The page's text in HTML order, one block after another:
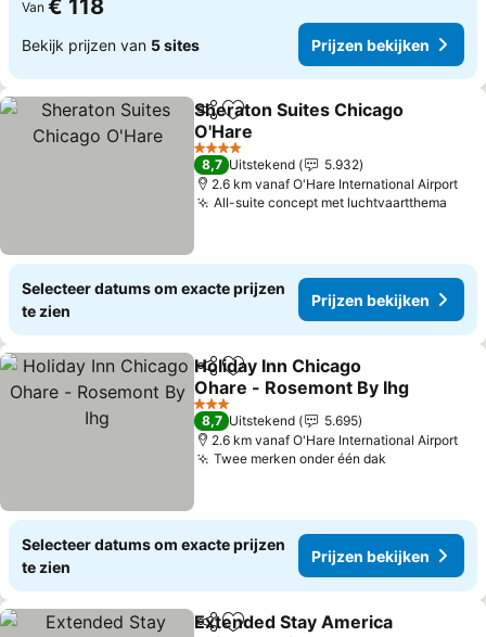
Van € 118
Bekijk prijzen van 5 sites Prijzen bekijken
DelenToevoegen aan favorieten
Sheraton Suites Chicago
O'Hare
Prijzen bekijken
4 Sterren
8,7 Uitstekend
5.932
2.6 km vanaf O'Hare International Airport
All-suite concept met luchtvaartthema
Selecteer datums om exacte prijzen
te zien
Prijzen bekijken
DelenToevoegen aan favorieten
Holiday Inn Chicago
Ohare - Rosemont By Ihg
Prijzen bekijken
3 Sterren
8,7 Uitstekend
5.695
2.6 km vanaf O'Hare International Airport
Twee merken onder één dak
Selecteer datums om exacte prijzen
te zien
Prijzen bekijken
Delen
Extended Stay America